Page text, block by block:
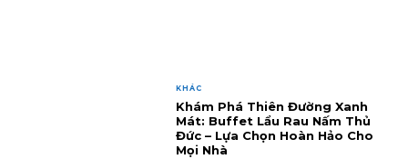
KHÁC
Khám Phá Thiên Đường Xanh
Mát: Buffet Lẩu Rau Nấm Thủ
Đức – Lựa Chọn Hoàn Hảo Cho
Mọi Nhà